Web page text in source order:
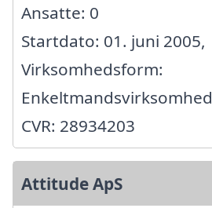
Ansatte: 0
Startdato: 01. juni 2005,
Virksomhedsform:
Enkeltmandsvirksomhed
CVR: 28934203
Attitude ApS